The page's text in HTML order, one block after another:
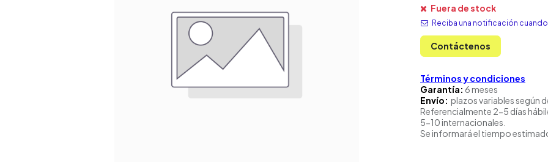
Fuera de stock
Reciba una notificación
Contáctenos
Términos y condiciones
Garantía: 6 meses
Envío: plazos variables según
Referencialmente 2-5 días
5-10 internacionales.
Se informará el tiempo